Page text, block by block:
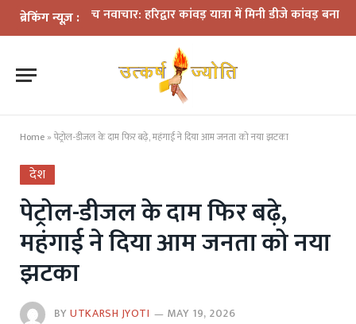
ब्रेकिंग न्यूज़ :
के बीच नवाचार: हरिद्वार कांवड़ यात्रा में मिनी डीजे कांवड़ बना आकर्षण
Home »पेट्रोल-डीजल के दाम फिर बढ़े, महंगाई ने दिया आम जनता को नया झटका
देश
पेट्रोल-डीजल के दाम फिर बढ़े,
महंगाई ने दिया आम जनता को नया
झटका
BYUTKARSH JYOTI
MAY 19, 2026